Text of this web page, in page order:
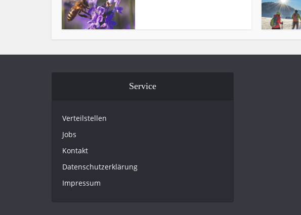
Service
Verteilstellen
Jobs
Kontakt
Datenschutzerklärung
Impressum